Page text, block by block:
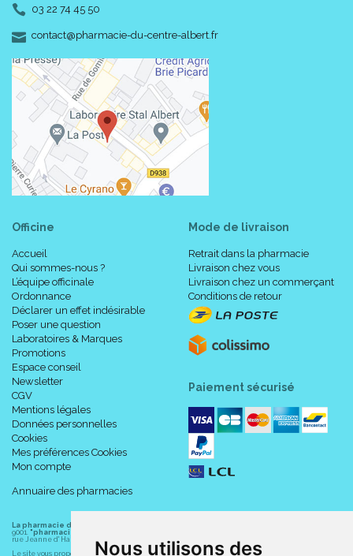
Nous utilisons des
03 22 74 45 50
contact-
@-
pharmacie-du-centre-albert.fr
Officine
Accueil
Qui sommes-nous ?
L’équipe officinale
Ordonnance
Déclarer un effet indésirable
Poser une question
Laboratoires & Marques
Promotions
Espace conseil
Newsletter
CGV
Mentions légales
Données personnelles
Cookies
Mes préférences Cookies
Mon compte
Annuaire des pharmacies
Mode de livraison
Retrait dans la pharmacie
Livraison chez vous
Livraison chez un commerçant
Conditions de retour
Paiement sécurisé
La pharmacie du centre à Albert
9001. "pharmacie-du-centre-albert.fr "
rue Jeanne d' Harcourt, 80300 Albert.
Le site vous propose un large choix de plus de 11000 références, au prix les plus bas possible